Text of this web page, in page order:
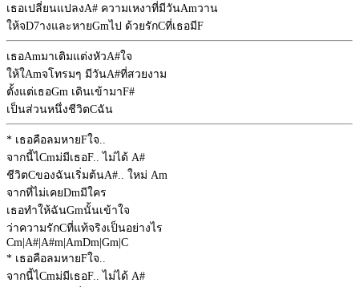
เธอเปลี่ยนแปลงA# ความเหงาที่มีวันAmวาน
ให้จD7างและหายGmไป ด้วยรักCที่เธอมีF
เธอAmมาเติมแต่งหัวA#ใจ
ให้ใAmจโทรมๆ มีวันA#ที่สวยงาม
ตั้งแต่เธอGm เดินเข้ามาF#
เป็นส่วนหนึ่งชีวิตCฉัน
* เธอคือลมหายFใจ..
จากนี้ไCmม่มีเธอF.. ไม่ได้ A#
ชีวิตCของฉันเริ่มต้นA#.. ใหม่ Am
จากที่ไม่เคยDmมีใคร
เธอทำให้ฉันGmนั้นเข้าใจ
ว่าความรักCที่แท้จริงเป็นอย่างไร
Cm A# A#m AmDm Gm C
* เธอคือลมหายFใจ..
จากนี้ไCmม่มีเธอF.. ไม่ได้ A#